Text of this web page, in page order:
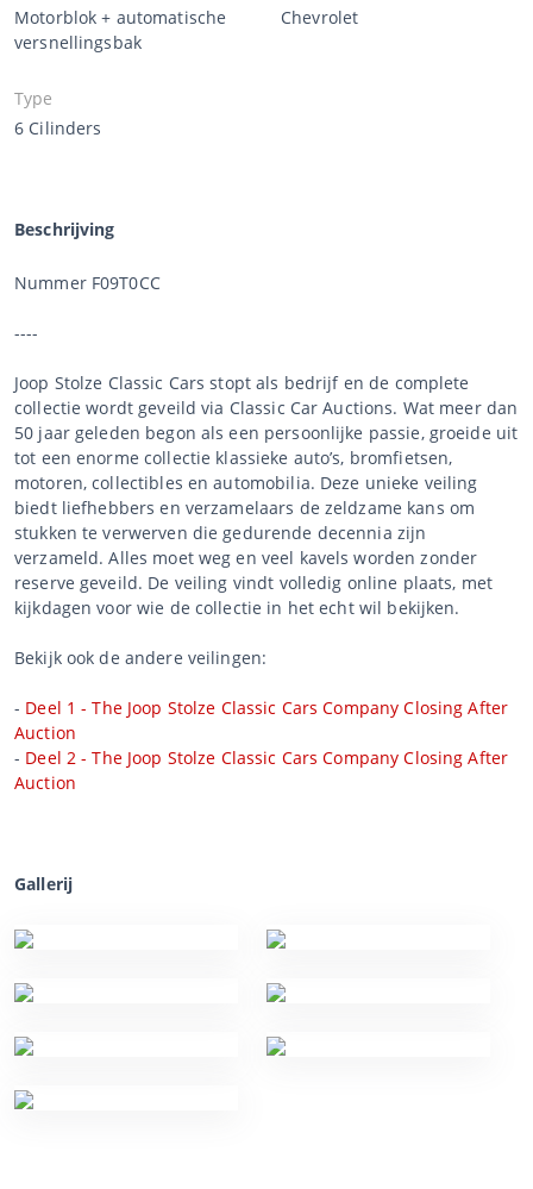
Motorblok + automatische
versnellingsbak
Chevrolet
Type
6 Cilinders
Beschrijving
Nummer F09T0CC
----
Joop Stolze Classic Cars stopt als bedrijf en de complete
collectie wordt geveild via Classic Car Auctions. Wat meer dan
50 jaar geleden begon als een persoonlijke passie, groeide uit
tot een enorme collectie klassieke auto’s, bromfietsen,
motoren, collectibles en automobilia. Deze unieke veiling
biedt liefhebbers en verzamelaars de zeldzame kans om
stukken te verwerven die gedurende decennia zijn
verzameld. Alles moet weg en veel kavels worden zonder
reserve geveild. De veiling vindt volledig online plaats, met
kijkdagen voor wie de collectie in het echt wil bekijken.
Bekijk ook de andere veilingen:
- Deel 1 - The Joop Stolze Classic Cars Company Closing After
Auction
- Deel 2 - The Joop Stolze Classic Cars Company Closing After
Auction
Gallerij